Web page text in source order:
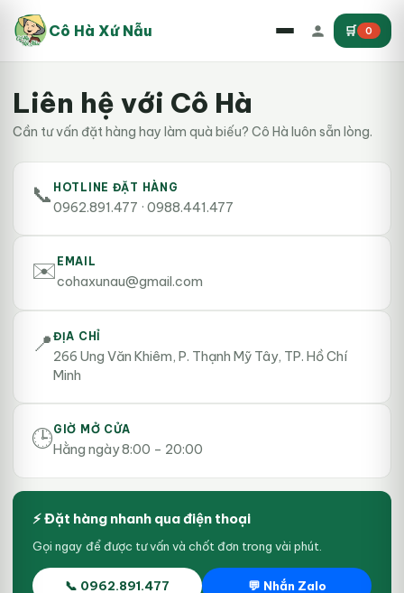
Cô Hà Xứ Nẫu 🛒 0
Liên hệ với Cô Hà
Cần tư vấn đặt hàng hay làm quà biếu? Cô Hà luôn sẵn lòng.
📞 HOTLINE ĐẶT HÀNG
0962.891.477 · 0988.441.477
✉️ EMAIL
cohaxunau@gmail.com
📍 ĐỊA CHỈ
266 Ung Văn Khiêm, P. Thạnh Mỹ Tây, TP. Hồ Chí
Minh
🕒GIỜ MỞ CỬA
Hằng ngày 8:00 – 20:00
⚡ Đặt hàng nhanh qua điện thoại
Gọi ngay để được tư vấn và chốt đơn trong vài phút.
📞 0962.891.477 💬 Nhắn Zalo